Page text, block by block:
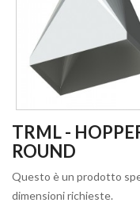
TRML -
ROUND
Questo è un prodotto
dimensioni richieste.